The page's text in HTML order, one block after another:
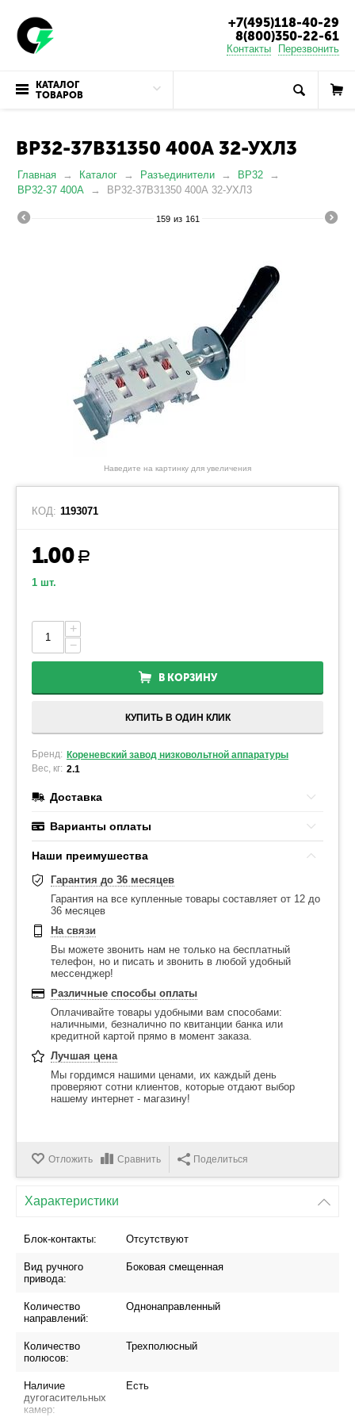
+7(495)118-40-29
8(800)350-22-61
Контакты Перезвонить
КАТАЛОГ
ТОВАРОВ
ВР32-37B31350 400А 32-УХЛ3
Главная Каталог Разъединители
ВР32
ВР32-37 400А
ВР32-37B31350 400А 32-УХЛ3
159 из 161
Наведите на картинку для увеличения
КОД: 1193071
1.00 Р
1 шт.
+
−
В КОРЗИНУ
КУПИТЬ В ОДИН КЛИК
Бренд: Кореневский завод низковольтной аппаратуры
Вес, кг: 2.1
Доставка
Варианты оплаты
Наши преимушества
Гарантия до 36 месяцев
Гарантия на все купленные товары составляет от 12 до
36 месяцев
На связи
Вы можете звонить нам не только на бесплатный
телефон, но и писать и звонить в любой удобный
мессенджер!
Различные способы оплаты
Оплачивайте товары удобными вам способами:
наличными, безналично по квитанции банка или
кредитной картой прямо в момент заказа.
Лучшая цена
Мы гордимся нашими ценами, их каждый день
проверяют сотни клиентов, которые отдают выбор
нашему интернет - магазину!
Отложить Сравнить Поделиться
Характеристики
Блок-контакты: Отсутствуют
Вид ручного
привода:
Боковая смещенная
Количество
направлений:
Однонаправленный
Количество
полюсов:
Трехполюсный
Наличие
дугогасительных
камер:
Есть